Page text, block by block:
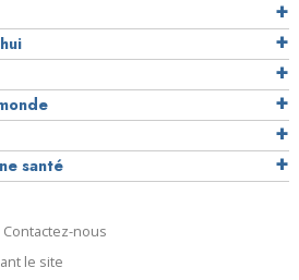
santé
nous
le site